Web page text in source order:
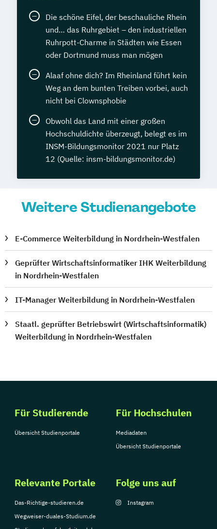
Die schöne Eifel, der beschauliche Rhein
und… das Ruhrgebiet – den industriellen
Ruhrpott-Charme in Städten wie Essen
oder Dortmund muss man mögen
Alaaf ohne dich? Im Rheinland führt kein
Weg an dem bunten Treiben vorbei, auch
nicht bei Clownsphobie
Obwohl das Land mit einer großen
Hochschuldichte überzeugt, belegt es im
INSM-Bildungsmonitor 2021 nur Platz
12 (Quelle: insm-bildungsmonitor.de)
Weitere Studienangebote
E-Commerce Weiterbildung in Nordrhein-Westfalen
Geprüfter Wirtschaftsinformatiker IHK Weiterbildung
in Nordrhein-Westfalen
IT-Manager Weiterbildung in Nordrhein-Westfalen
Staatl. geprüfter Betriebswirt (Wirtschaftsinformatik)
Weiterbildung in Nordrhein-Westfalen
Für Studierende
Übersicht Studienportale
Für Hochschulen
Mediadaten
Übersicht Studienportale
Relevante Portale
Das-Richtige-studieren.de
Wegweiser-duales-Studium.de
Folge uns auf
Instagram